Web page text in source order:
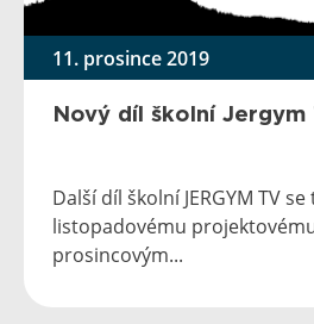
11. prosince 2019
Nový díl školní Jergym
Další díl školní JERGYM TV
listopadovému
prosincovým...